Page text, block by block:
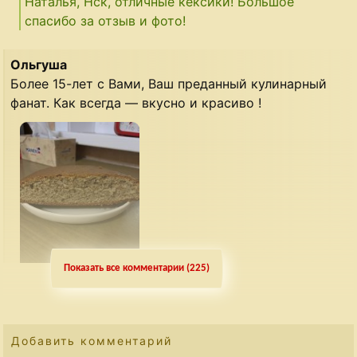
спасибо за отзыв и фото!
Ольгуша
Более 15-лет с Вами, Ваш преданный кулинарный
фанат. Как всегда — вкусно и красиво !
Ольгуша, идеальный кекс! Большое спасибо
Показать все комментарии (225)
Добавить комментарий